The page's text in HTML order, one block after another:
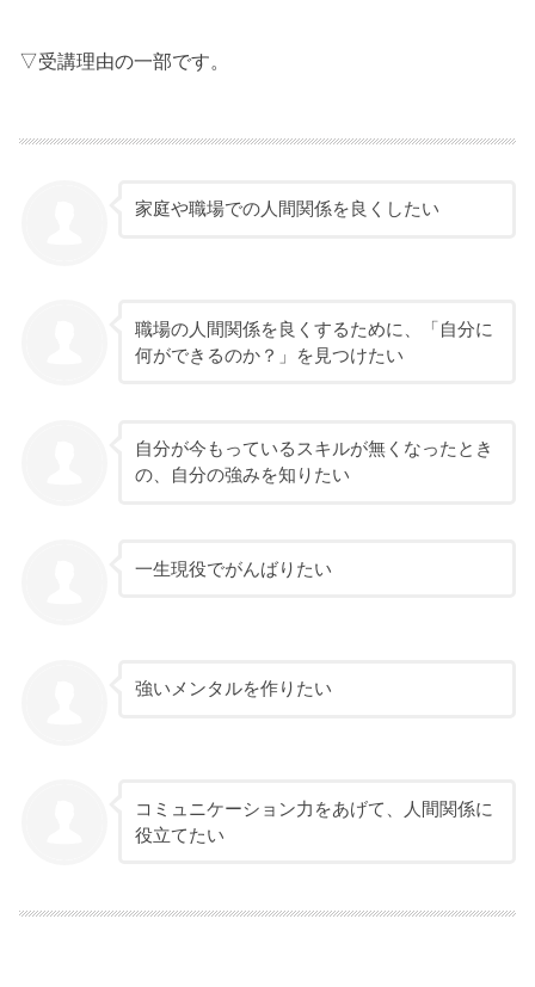
▽受講理由の一部です。
家庭や職場での人間関係を良くしたい
職場の人間関係を良くするために、「自分に
何ができるのか？」を見つけたい
自分が今もっているスキルが無くなったとき
の、自分の強みを知りたい
一生現役でがんばりたい
強いメンタルを作りたい
コミュニケーション力をあげて、人間関係に
役立てたい